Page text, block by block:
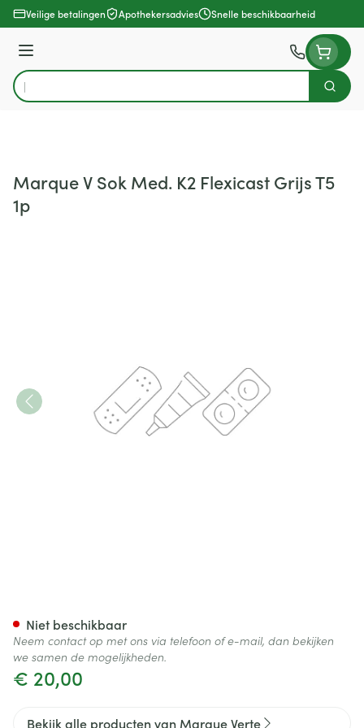
Ga naar de inhoud
Veilige betalingen Apothekersadvies Snelle beschikbaarheid
Menu
Product, merk, categorie...
Zoek
Marque V Sok Med. K2 Flexicast Grijs T5
1p
€ 20,00
Niet beschikbaar
Neem contact op met ons via telefoon of e-mail, dan bekijken
we samen de mogelijkheden.
Bekijk alle producten van Marque Verte